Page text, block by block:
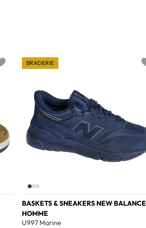
BASKETS & SNEAKERS NEW BALANCE
HOMME
U997 Marine
BRADERIE